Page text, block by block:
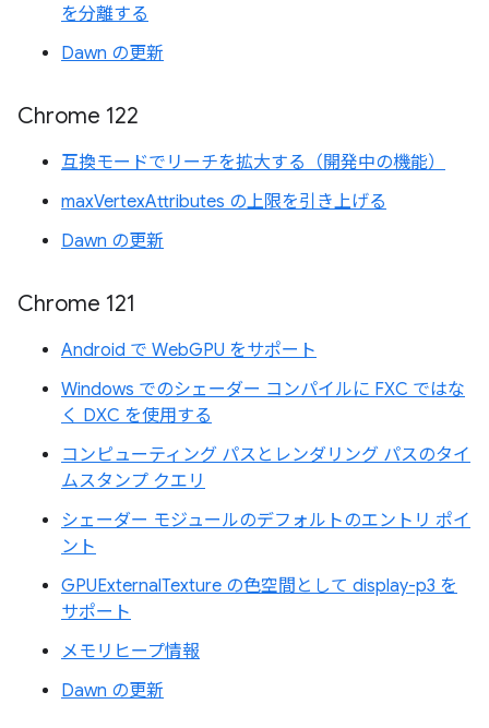
を分離する
Dawn の更新
Chrome 122
互換モードでリーチを拡大する（開発中の機能）
maxVertexAttributes の上限を引き上げる
Dawn の更新
Chrome 121
Android で WebGPU をサポート
Windows でのシェーダー コンパイルに FXC ではな
く DXC を使用する
コンピューティング パスとレンダリング パスのタイ
ムスタンプ クエリ
シェーダー モジュールのデフォルトのエントリ ポイ
ント
GPUExternalTexture の色空間として display-p3 を
サポート
メモリヒープ情報
Dawn の更新